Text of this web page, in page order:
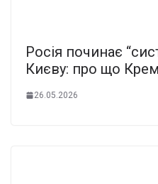
Росія починає
Києву: про що
26.05.2026